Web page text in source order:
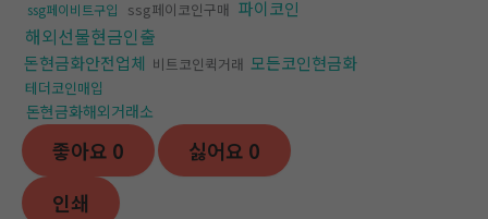
ssg페이비트구입 ssg페이코인구매 파이코인
해외선물현금인출
돈현금화안전업체 비트코인퀵거래 모든코인현금화
테더코인매입
돈현금화해외거래소
좋아요 0 싫어요 0
인쇄